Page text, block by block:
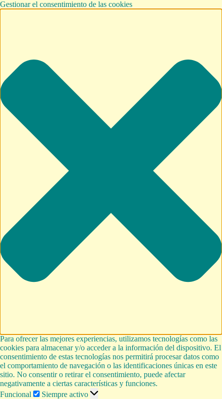
Gestionar el consentimiento de las cookies
Para ofrecer las mejores experiencias, utilizamos tecnologías como las
cookies para almacenar y/o acceder a la información del dispositivo. El
consentimiento de estas tecnologías nos permitirá procesar datos como
el comportamiento de navegación o las identificaciones únicas en este
sitio. No consentir o retirar el consentimiento, puede afectar
negativamente a ciertas características y funciones.
Funcional
Funcional
Siempre activo